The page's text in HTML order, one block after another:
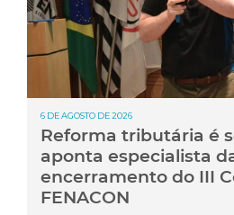
6 DE AGOSTO DE 2026
Reforma tributária é
aponta especialista
encerramento do III
FENACON